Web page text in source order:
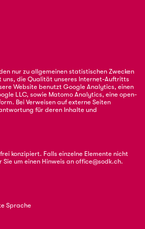
nur zu allgemeinen statistischen Zwecken
die Qualität unseres Internet-Auftritts
Website benutzt Google Analytics, einen
LLC, sowie Matomo Analytics, eine open-
Bei Verweisen auf externe Seiten
für deren Inhalte und
konzipiert. Falls einzelne Elemente nicht
um einen Hinweis an office@sodk.ch.
Sprache